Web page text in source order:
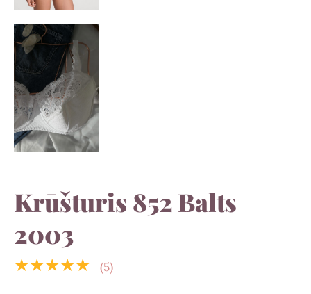
Krūšturis 852 Balts
2003
★★★★★ (5)